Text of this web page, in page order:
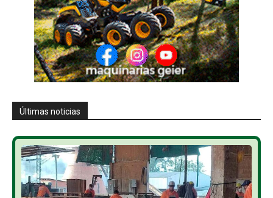
Últimas noticias